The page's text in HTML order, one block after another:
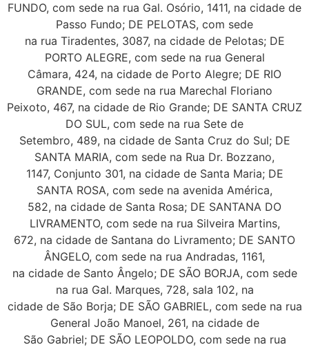
FUNDO, com sede na rua Gal. Osório, 1411, na cidade de
Passo Fundo; DE PELOTAS, com sede
na rua Tiradentes, 3087, na cidade de Pelotas; DE
PORTO ALEGRE, com sede na rua General
Câmara, 424, na cidade de Porto Alegre; DE RIO
GRANDE, com sede na rua Marechal Floriano
Peixoto, 467, na cidade de Rio Grande; DE SANTA CRUZ
DO SUL, com sede na rua Sete de
Setembro, 489, na cidade de Santa Cruz do Sul; DE
SANTA MARIA, com sede na Rua Dr. Bozzano,
1147, Conjunto 301, na cidade de Santa Maria; DE
SANTA ROSA, com sede na avenida América,
582, na cidade de Santa Rosa; DE SANTANA DO
LIVRAMENTO, com sede na rua Silveira Martins,
672, na cidade de Santana do Livramento; DE SANTO
ÂNGELO, com sede na rua Andradas, 1161,
na cidade de Santo Ângelo; DE SÃO BORJA, com sede
na rua Gal. Marques, 728, sala 102, na
cidade de São Borja; DE SÃO GABRIEL, com sede na rua
General João Manoel, 261, na cidade de
São Gabriel; DE SÃO LEOPOLDO, com sede na rua